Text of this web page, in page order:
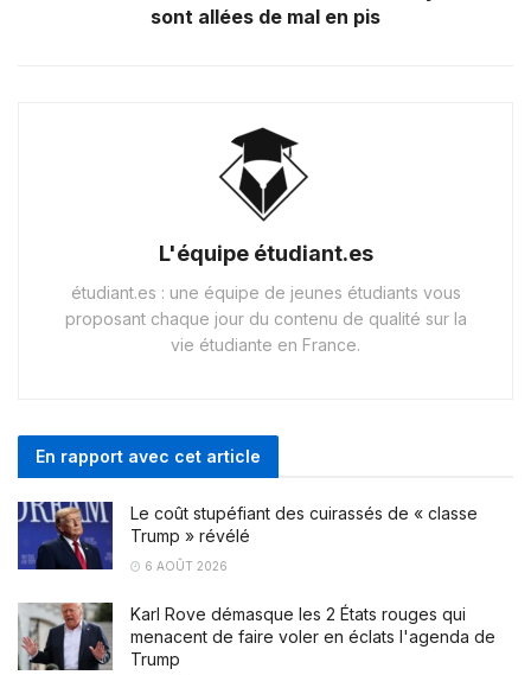
sont allées de mal en pis
L'équipe étudiant.es
étudiant.es : une équipe de jeunes étudiants vous
proposant chaque jour du contenu de qualité sur la
vie étudiante en France.
En rapport avec cet article
Le coût stupéfiant des cuirassés de « classe
Trump » révélé
6 AOÛT 2026
Karl Rove démasque les 2 États rouges qui
menacent de faire voler en éclats l'agenda de
Trump